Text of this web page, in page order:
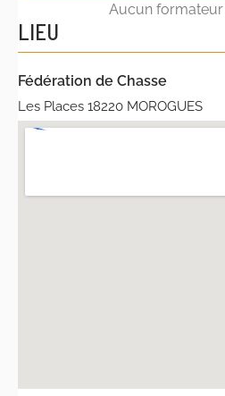
Aucun formateur
LIEU
Fédération de Chasse
Les Places 18220 MOROGUES